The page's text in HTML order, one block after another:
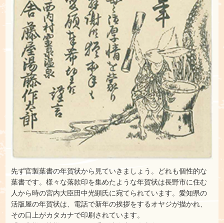
先ず官製葉書の年賀状から見ていきましょう。どれも個性的な
葉書です。様々な落款印を集めたような年賀状は長野市に住む
人から時の宮内大臣田中光顕氏に宛てられています。愛知県の
活版屋の年賀状は、電話で新年の挨拶をするオヤジが描かれ、
その口上がカタカナで印刷されています。